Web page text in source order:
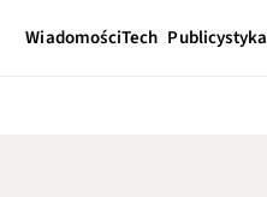
WiadomościTech Publicystyka